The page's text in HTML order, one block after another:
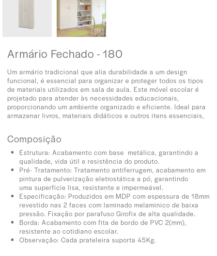
Armário Fechado - 180
Um armário tradicional que alia durabilidade a um design
funcional, é essencial para organizar e proteger todos os tipos
de materiais utilizados em sala de aula. Este móvel escolar é
projetado para atender às necessidades educacionais,
proporcionando um ambiente organizado e eficiente. Ideal para
armazenar livros, materiais didáticos e outros itens essenciais,
Composição
Estrutura: Acabamento com base metálica, garantindo a
qualidade, vida útil e resistência do produto.
Pré- Tratamento: Tratamento antiferrugem, acabamento em
pintura de pulverização eletrostática a pó, garantindo
uma superfície lisa, resistente e impermeável.
Especificação: Produzidos em MDP com espessura de 18mm
revestido nas 2 faces com laminado melaminico de baixa
pressão. Fixação por parafuso Girofix de alta qualidade.
Borda: Acabamento com fita de bordo de PVC 2(mm),
resistente ao cotidiano escolar.
Observação: Cada prateleira suporta 45Kg.